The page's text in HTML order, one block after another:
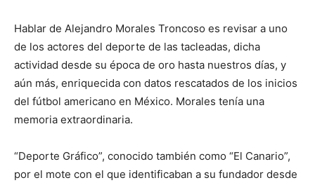
Hablar de Alejandro Morales Troncoso es revisar a uno
de los actores del deporte de las tacleadas, dicha
actividad desde su época de oro hasta nuestros días, y
aún más, enriquecida con datos rescatados de los inicios
del fútbol americano en México. Morales tenía una
memoria extraordinaria.
“Deporte Gráfico”, conocido también como “El Canario”,
por el mote con el que identificaban a su fundador desde